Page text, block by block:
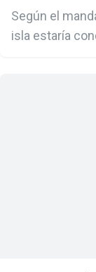
Según el
isla estaría